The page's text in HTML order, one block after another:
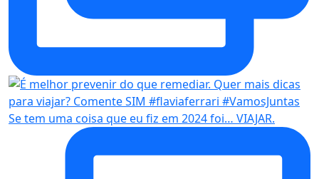
Se tem uma coisa que eu fiz em 2024 foi… VIAJAR.